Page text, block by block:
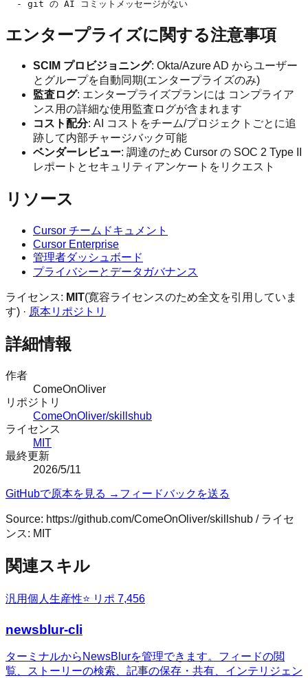
エンタープライズに関する注意事項
SCIM プロビジョニング: Okta/Azure AD からユーザー
とグループを自動同期(エンタープライズのみ)
監査ログ: エンタープライズプランには コンプライア
ンス用の詳細な使用監査ログが含まれます
コスト配分: AI コストをチーム/プロジェクトごとに追
跡して内部チャージバック可能
ベンダーレビュー: 調達のため Cursor の SOC 2 Type II
レポートとセキュリティアンケートをリクエスト
リソース
Cursor チームドキュメント
Cursor Enterprise
管理者ダッシュボード
プライバシーとデータガバナンス
ライセンス: MIT(寛容ライセンスのため全文を引用していま
す) · 原本リポジトリ
詳細情報
作者
ComeOnOliver
リポジトリ
ComeOnOliver/skillshub
ライセンス
MIT
最終更新
2026/5/11
GitHubで原本を見る → フィードバックを送る
Source: https://github.com/ComeOnOliver/skillshub / ライセ
ンス: MIT
関連スキル
汎用個人生産性⭐ リポ 7,456
newsblur-cli
ターミナルからNewsBlurを管理できます。フィードの閲
覧、ストーリーの検索、記事の保存・共有、インテリジェン